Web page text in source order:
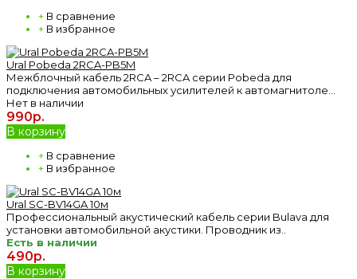
+ В сравнение
+ В избранное
Ural Pobeda 2RCA-PB5M
Межблочный кабель 2RCA – 2RCA серии Pobeda для
подключения автомобильных усилителей к автомагнитоле...
Нет в наличии
990р.
В корзину
+ В сравнение
+ В избранное
Ural SC-BV14GA 10м
Профессиональный акустический кабель серии Bulava для
установки автомобильной акустики. Проводник из..
Есть в наличии
490р.
В корзину